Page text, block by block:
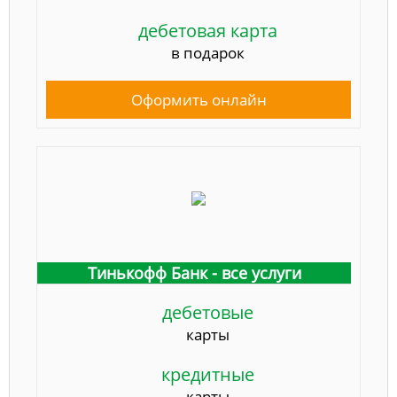
дебетовая карта
в подарок
Оформить онлайн
Тинькофф Банк - все услуги
дебетовые
карты
кредитные